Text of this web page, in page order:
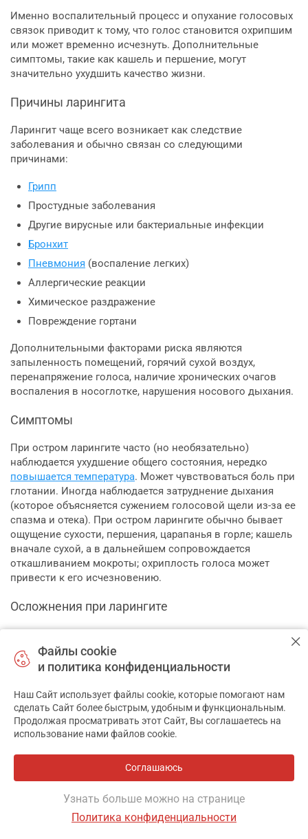
Именно воспалительный процесс и опухание голосовых
связок приводит к тому, что голос становится охрипшим
или может временно исчезнуть. Дополнительные
симптомы, такие как кашель и першение, могут
значительно ухудшить качество жизни.
Причины ларингита
Ларингит чаще всего возникает как следствие
заболевания и обычно связан со следующими
причинами:
Грипп
Простудные заболевания
Другие вирусные или бактериальные инфекции
Бронхит
Пневмония (воспаление легких)
Аллергические реакции
Химическое раздражение
Повреждение гортани
Дополнительными факторами риска являются
запыленность помещений, горячий сухой воздух,
перенапряжение голоса, наличие хронических очагов
воспаления в носоглотке, нарушения носового дыхания.
Симптомы
При остром ларингите часто (но необязательно)
наблюдается ухудшение общего состояния, нередко
повышается температура. Может чувствоваться боль при
глотании. Иногда наблюдается затруднение дыхания
(которое объясняется сужением голосовой щели из-за ее
спазма и отека). При остром ларингите обычно бывает
ощущение сухости, першения, царапанья в горле; кашель
вначале сухой, а в дальнейшем сопровождается
откашливанием мокроты; охриплость голоса может
привести к его исчезновению.
Осложнения при ларингите
постоянном нарушении голосового режима и
неправильном лечении может перейти в хроническую
форму. Хроническая форма развивается чаще всего на
фоне часто повторяющихся и не долеченных острых
заболеваний, хронических очагов воспаления
дыхательных путей, аллергических процессов, а также
профессиональных вредностей (химических
т.д). Особенно у людей с профессиональным
использованием голоса, таких как певцы или
преподаватели, может произойти потеря нормальной
Файлы cookie
и политика конфиденциальности
Наш Сайт использует файлы cookie, которые помогают нам
сделать Сайт более быстрым, удобным и функциональным.
Продолжая просматривать этот Сайт, Вы соглашаетесь на
использование нами файлов cookie.
Соглашаюсь
Узнать больше можно на странице
Политика конфиденциальности
✕